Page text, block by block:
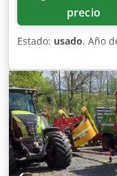
precio
Estado: usado, Año